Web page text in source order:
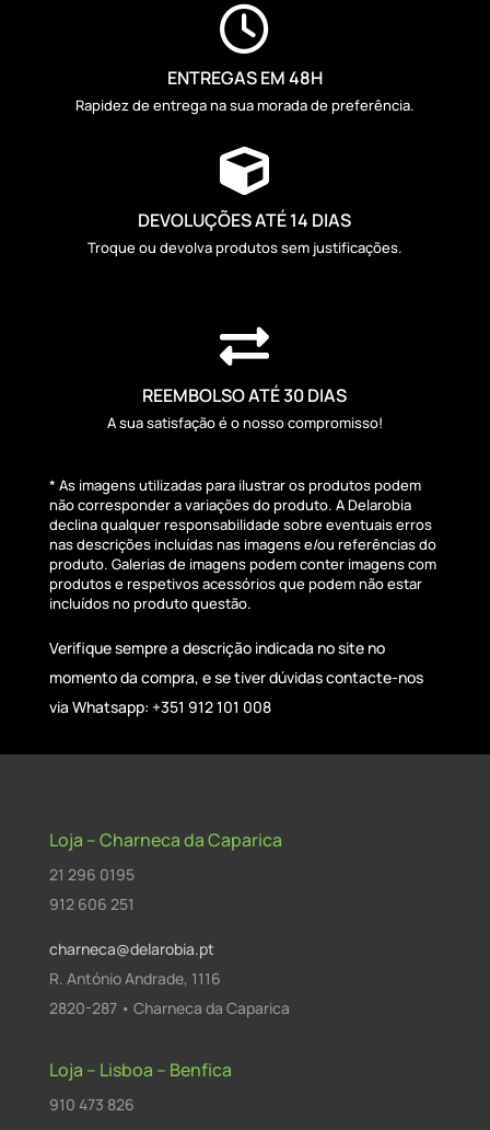

ENTREGAS EM 48H
Rapidez de entrega na sua morada de preferência.

DEVOLUÇÕES ATÉ 14 DIAS
Troque ou devolva produtos sem justificações.

REEMBOLSO ATÉ 30 DIAS
A sua satisfação é o nosso compromisso!
* As imagens utilizadas para ilustrar os produtos podem
não corresponder a variações do produto. A Delarobia
declina qualquer responsabilidade sobre eventuais erros
nas descrições incluídas nas imagens e/ou referências do
produto. Galerias de imagens podem conter imagens com
produtos e respetivos acessórios que podem não estar
incluídos no produto questão.
Verifique sempre a descrição indicada no site no
momento da compra, e se tiver dúvidas contacte-nos
via Whatsapp: +351 912 101 008
Loja – Charneca da Caparica
21 296 0195
912 606 251
charneca@delarobia.pt
R. António Andrade, 1116
2820-287 • Charneca da Caparica
Loja – Lisboa – Benfica
910 473 826